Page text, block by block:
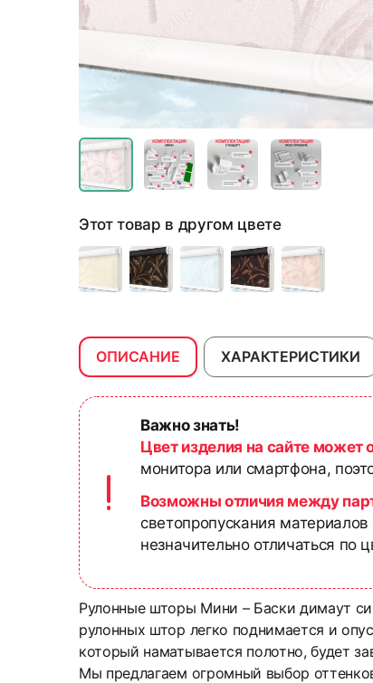
Этот товар в другом цвете
ОПИСАНИЕ ХАРАКТЕРИСТИКИ
Важно знать!
Цвет изделия на сайте может
монитора или смартфона,
Возможны отличия между
светопропускания
незначительно отличаться по
Рулонные шторы Мини – Баски димаут
рулонных штор легко поднимается и
который наматывается полотно, будет
Мы предлагаем огромный выбор